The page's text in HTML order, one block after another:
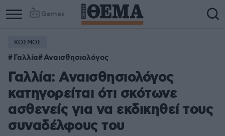
Games
ΚΟΣΜΟΣ
Γαλλία Αναισθησιολόγος
Γαλλία: Αναισθησιολόγος
κατηγορείται ότι σκότωνε
ασθενείς για να εκδικηθεί τους
συναδέλφους του